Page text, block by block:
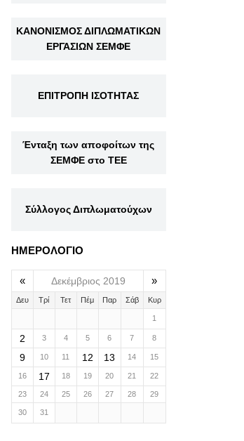
ΚΑΝΟΝΙΣΜΟΣ ΔΙΠΛΩΜΑΤΙΚΩΝ
ΕΡΓΑΣΙΩΝ ΣΕΜΦΕ
ΕΠΙΤΡΟΠΗ ΙΣΟΤΗΤΑΣ
Ένταξη των αποφοίτων της
ΣΕΜΦΕ στο ΤΕΕ
Σύλλογος Διπλωματούχων
ΗΜΕΡΟΛΟΓΙΟ
« Δεκέμβριος 2019 »
Δευ Τρί Τετ Πέμ Παρ Σάβ Κυρ
1
2 3 4 5 6 7 8
9 10 11 12 13 14 15
16 17 18 19 20 21 22
23 24 25 26 27 28 29
30 31